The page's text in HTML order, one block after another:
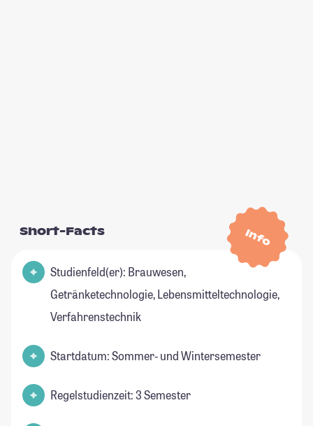
Info
Short-Facts
Studienfeld(er): Brauwesen,
Getränketechnologie, Lebensmitteltechnologie,
Verfahrenstechnik
Startdatum: Sommer- und Wintersemester
Regelstudienzeit: 3 Semester